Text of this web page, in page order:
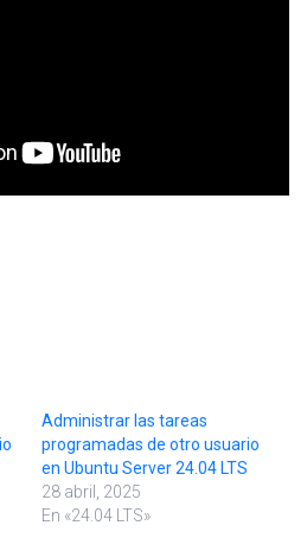
Administrar las tareas
programadas de otro usuario
en Ubuntu Server 24.04 LTS
28 abril, 2025
En «24.04 LTS»